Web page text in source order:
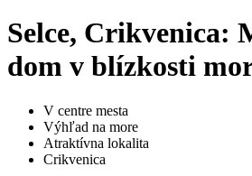
Selce, Crikvenica:
dom v blízkosti
V centre mesta
Výhľad na more
Atraktívna lokalita
Crikvenica